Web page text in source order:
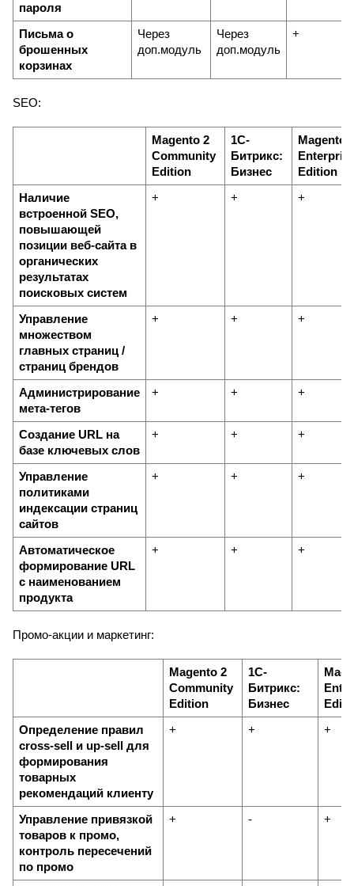
пароля
Письма о
брошенных
корзинах
Через
доп.модуль
Через
доп.модуль
+
SEO:
Magento 2
Community
Edition
1С-
Битрикс:
Бизнес
Magento
Edition
Наличие
встроенной SEO,
повышающей
позиции веб-сайта в
органических
результатах
поисковых систем
+ + +
Управление
множеством
главных страниц /
страниц брендов
+ + +
Администрирование
мета-тегов
+ + +
Создание URL на
базе ключевых слов
+ + +
Управление
политиками
индексации страниц
сайтов
+ + +
Автоматическое
формирование URL
с наименованием
продукта
+ + +
Промо-акции и маркетинг:
Magento 2
Community
Edition
1С-
Битрикс:
Бизнес
Определение правил
cross-sell и up-sell для
формирования
товарных
рекомендаций клиенту
+ + +
Управление привязкой
товаров к промо,
контроль пересечений
по промо
+ - +